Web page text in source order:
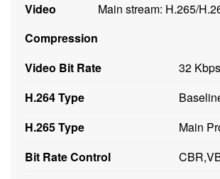
Video
Compression
Main stream: H.265/
Video Bit Rate
32
H.264 Type
H.265 Type
Main
Bit Rate Control